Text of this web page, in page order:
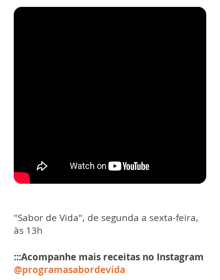
"Sabor de Vida", de segunda a sexta-feira,
às 13h
:::Acompanhe mais receitas no Instagram
@programasabordevida